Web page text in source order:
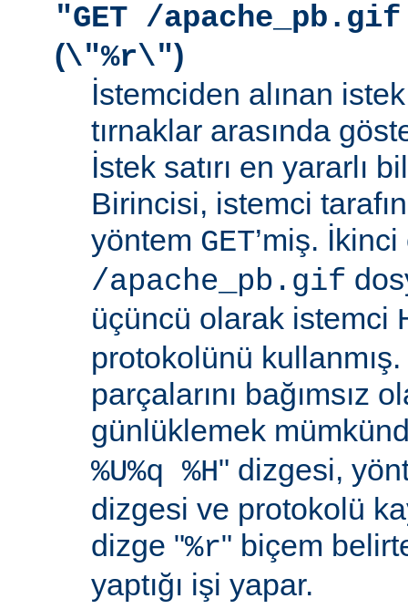
"GET /
(\"%r\")
İstemciden alınan istek
tırnaklar arasında
İstek satırı en yararlı
Birincisi, istemci
yöntem GET’miş.
/apache_pb.gif
üçüncü olarak istemci
protokolünü kullanmış.
parçalarını bağımsız
günlüklemek
%U%q %H" dizgesi,
dizgesi ve protokolü
dizge "%r" biçem
yaptığı işi yapar.